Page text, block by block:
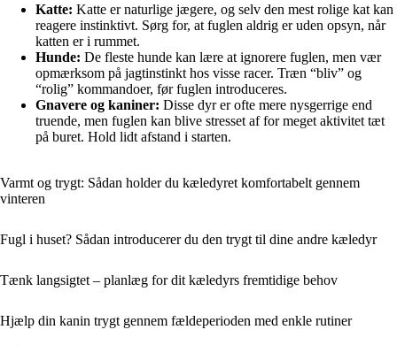
Katte: Katte er naturlige jægere, og selv den mest rolige kat kan
reagere instinktivt. Sørg for, at fuglen aldrig er uden opsyn, når
katten er i rummet.
Hunde: De fleste hunde kan lære at ignorere fuglen, men vær
opmærksom på jagtinstinkt hos visse racer. Træn “bliv” og
“rolig” kommandoer, før fuglen introduceres.
Gnavere og kaniner: Disse dyr er ofte mere nysgerrige end
truende, men fuglen kan blive stresset af for meget aktivitet tæt
på buret. Hold lidt afstand i starten.
Varmt og trygt: Sådan holder du kæledyret komfortabelt gennem
vinteren
Fugl i huset? Sådan introducerer du den trygt til dine andre kæledyr
Tænk langsigtet – planlæg for dit kæledyrs fremtidige behov
Hjælp din kanin trygt gennem fældeperioden med enkle rutiner